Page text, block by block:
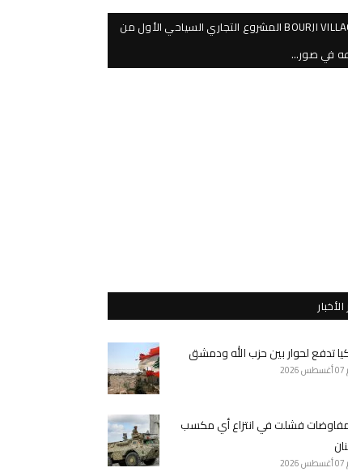
BOURJI VILLAGE المشروع التجاري السياحي الأول من
في صور…
تدفع لحوار بين حزب الله ودمشق
07 أغسطس 2026
فشلت في انتزاع أي مكسب
07 أغسطس 2026